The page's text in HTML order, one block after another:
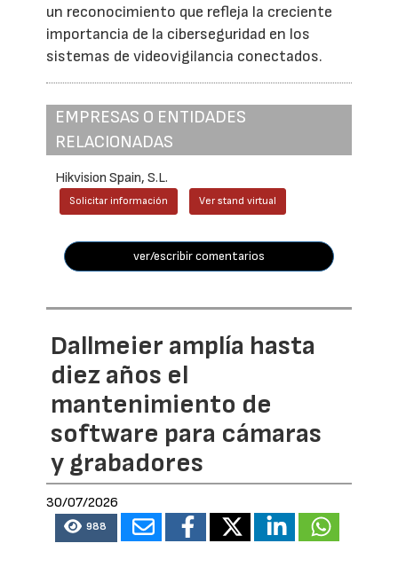
un reconocimiento que refleja la creciente
importancia de la ciberseguridad en los
sistemas de videovigilancia conectados.
EMPRESAS O ENTIDADES
RELACIONADAS
Hikvision Spain, S.L.
Solicitar información Ver stand virtual
ver/escribir comentarios
Dallmeier amplía hasta
diez años el
mantenimiento de
software para cámaras
y grabadores
30/07/2026
988